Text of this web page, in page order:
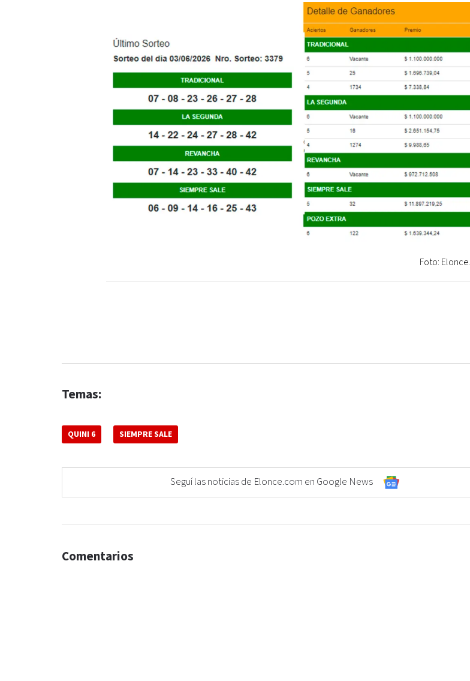
Foto: Elonce.
Temas:
QUINI 6 SIEMPRE SALE
Seguí las noticias de Elonce.com en Google News
Comentarios